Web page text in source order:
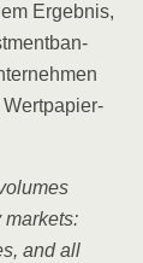
Ergeb­nis,
mar­kets:
and all